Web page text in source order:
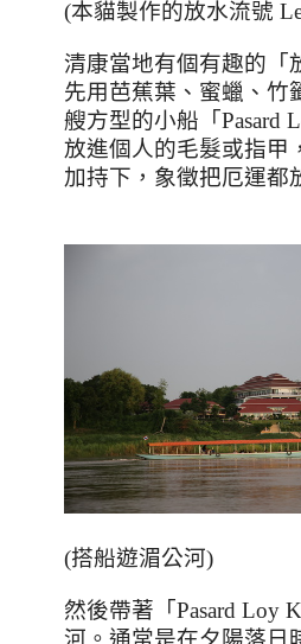
(本貓製作的放水流號
清康當地有個有趣的「
先用芭蕉葉、蜜蠟、竹
艘方型的小船「 Pasard
放進個人的毛髮或指甲
加持下，象徵把厄運都
(搭船遊湄公河)
然後帶著「 Pasard Loy
河。通常是在夕陽落日